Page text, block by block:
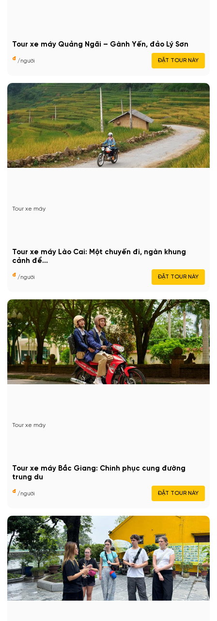
Tour xe máy Quảng Ngãi – Gành Yến, đảo Lý Sơn
đ /người ĐẶT TOUR NÀY
Tour xe máy
Tour xe máy Lào Cai: Một chuyến đi, ngàn khung
cảnh để...
đ /người ĐẶT TOUR NÀY
Tour xe máy
Tour xe máy Bắc Giang: Chinh phục cung đường
trung du
đ /người ĐẶT TOUR NÀY